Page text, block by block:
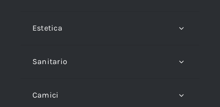
Estetica
Sanitario
Camici